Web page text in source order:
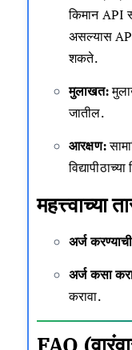
किमान API
असल्यास
शकते.
मुलाखत:
जातील.
आरक्षण:
महत्त्वाच्या
अर्ज
अर्ज कसा
करावा.
FAQ